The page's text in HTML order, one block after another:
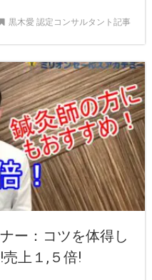
黒木愛 認定コンサルタント記事
ー：コツを体得し
上１,５倍!